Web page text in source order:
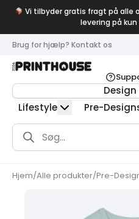
Vi tilbyder gratis fragt på alle
levering på
Brug for hjælp? Kontakt os
Design
Lifestyle
Pre-
Products
search
Hjem/Alle produkter/Pre-